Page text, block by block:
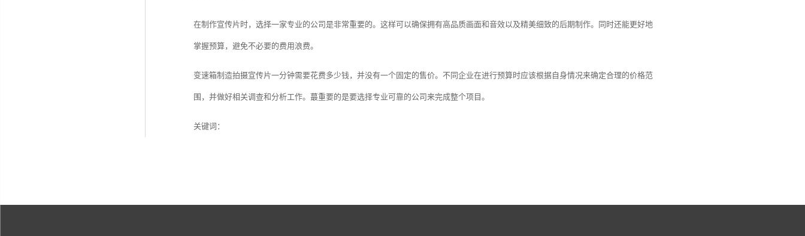
在制作宣传片时，选择一家专业的公司是非常重要的。这样可以确保拥有高品质画面和音效以及精美细致的后期制作。同时还能更好地
掌握预算，避免不必要的费用浪费。
变速箱制造拍摄宣传片一分钟需要花费多少钱，并没有一个固定的售价。不同企业在进行预算时应该根据自身情况来确定合理的价格范
围，并做好相关调查和分析工作。蕞重要的是要选择专业可靠的公司来完成整个项目。
关键词：